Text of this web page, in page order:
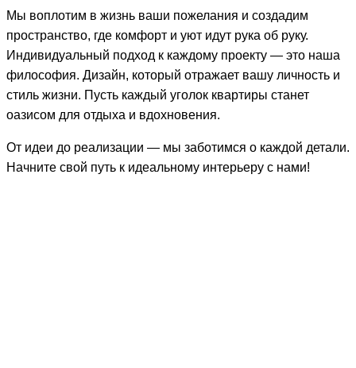
Мы воплотим в жизнь ваши пожелания и создадим
пространство, где комфорт и уют идут рука об руку.
Индивидуальный подход к каждому проекту — это наша
философия. Дизайн, который отражает вашу личность и
стиль жизни. Пусть каждый уголок квартиры станет
оазисом для отдыха и вдохновения.
От идеи до реализации — мы заботимся о каждой детали.
Начните свой путь к идеальному интерьеру с нами!